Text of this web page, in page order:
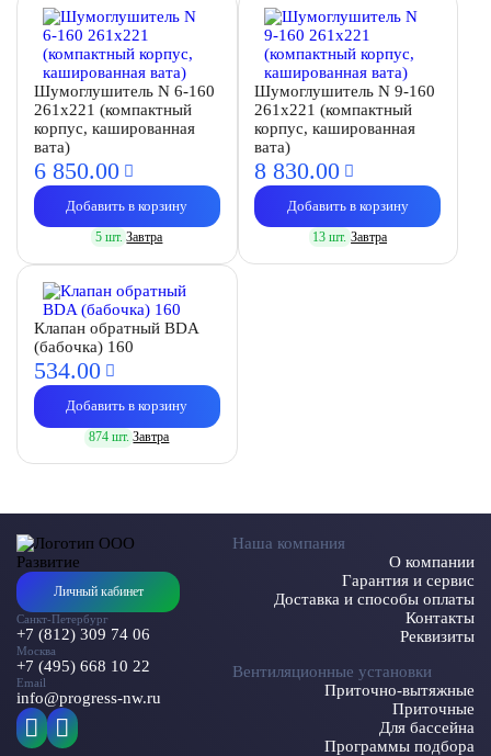
Шумоглушитель N 6-160
261х221 (компактный
корпус, кашированная
вата)
6 850.00
Добавить в корзину
5 шт. Завтра
Шумоглушитель N 9-160
261х221 (компактный
корпус, кашированная
вата)
8 830.00
Добавить в корзину
13 шт. Завтра
Клапан обратный BDA
(бабочка) 160
534.00
Добавить в корзину
874 шт. Завтра
Личный кабинет
Санкт-Петербург
+7 (812) 309 74 06
Москва
+7 (495) 668 10 22
Email
info@progress-nw.ru
Наша компания
О компании
Гарантия и сервис
Доставка и способы оплаты
Контакты
Реквизиты
Вентиляционные установки
Приточно-вытяжные
Приточные
Для бассейна
Программы подбора